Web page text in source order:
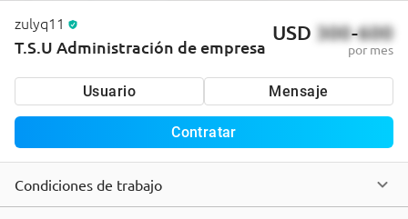
zulyq11
T.S.U Administración de empresa
USD 300-600
por mes
Usuario Mensaje
Contratar
Condiciones de trabajo